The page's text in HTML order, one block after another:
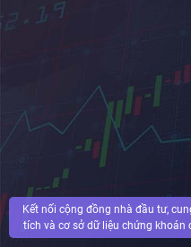
Kết nối cộng đồng nhà đầu tư,
tích và cơ sở dữ liệu chứng khoán